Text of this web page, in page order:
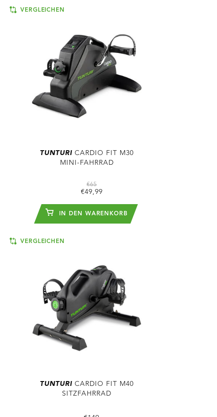
VERGLEICHEN
TUNTURI CARDIO FIT M30
MINI-FAHRRAD
€65
€49,99
IN DEN WARENKORB
VERGLEICHEN
TUNTURI CARDIO FIT M40
SITZFAHRRAD